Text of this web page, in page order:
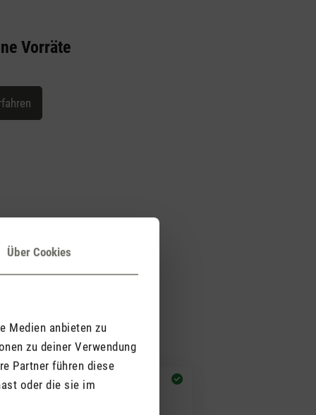
Über Cookies
Medien anbieten zu
zu deiner Verwendung
Partner führen diese
oder die sie im
Vorräte